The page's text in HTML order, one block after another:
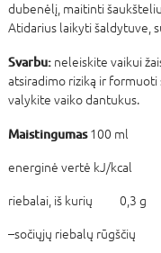
dubenėlį, maitinti
Atidarius laikyti šaldytuve,
Svarbu: neleiskite vaikui
atsiradimo riziką ir
valykite vaiko dantukus.
Maistingumas100 ml
energinė vertė kJ/kcal
riebalai, iš kurių 0,3 g
–sočiųjų riebalų rūgščių